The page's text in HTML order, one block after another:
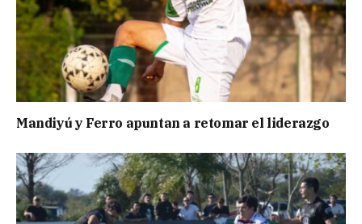
Mandiyú y Ferro apuntan a retomar el liderazgo